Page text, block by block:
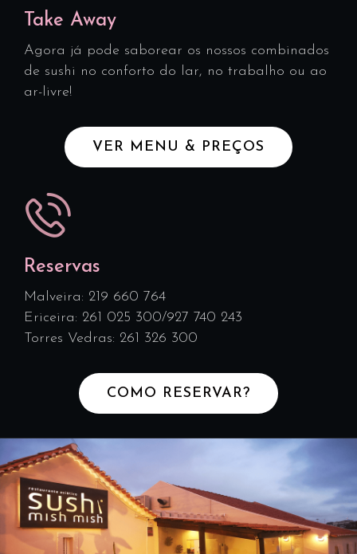
e
um
medicamento
usado
erétil.
Deseja
comprar
o
sem
consultar
um
sem
receita
em
Cialis
venda
Take Away
Agora já pode saborear os nossos combinados
de sushi no conforto do lar, no trabalho ou ao
ar-livre!
VER MENU & PREÇOS
Reservas
Malveira: 219 660 764
Ericeira: 261 025 300/927 740 243
Torres Vedras: 261 326 300
COMO RESERVAR?